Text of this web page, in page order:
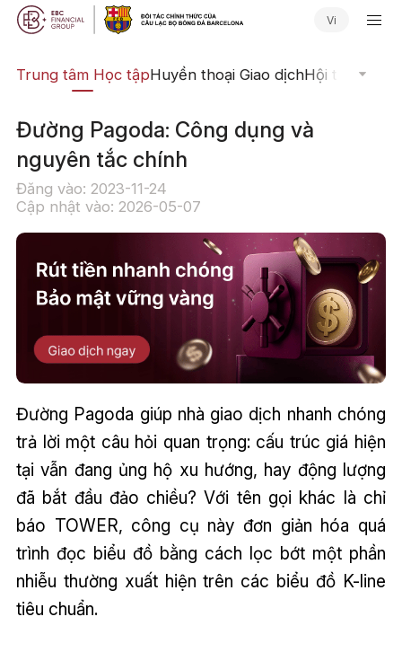
Vi
Trung tâm Học tậpHuyền thoại Giao dịchHội thảo
Đường Pagoda: Công dụng và
nguyên tắc chính
Đăng vào: 2023-11-24
Cập nhật vào: 2026-05-07
Đường Pagoda giúp nhà giao dịch nhanh chóng
trả lời một câu hỏi quan trọng: cấu trúc giá hiện
tại vẫn đang ủng hộ xu hướng, hay động lượng
đã bắt đầu đảo chiều? Với tên gọi khác là chỉ
báo TOWER, công cụ này đơn giản hóa quá
trình đọc biểu đồ bằng cách lọc bớt một phần
nhiễu thường xuất hiện trên các biểu đồ K-line
tiêu chuẩn.